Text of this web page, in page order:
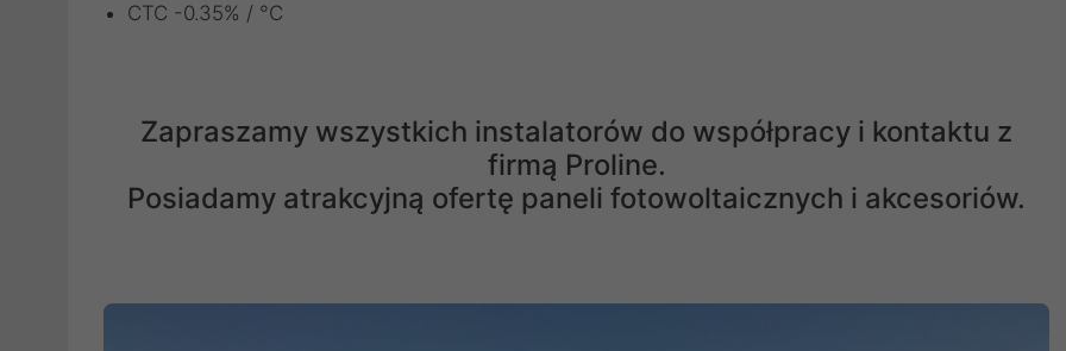
CTC -0.35% / °C
Zapraszamy wszystkich instalatorów do współpracy i kontaktu z
firmą Proline.
Posiadamy atrakcyjną ofertę paneli fotowoltaicznych i akcesoriów.